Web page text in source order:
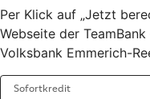
Per Klick auf „Jetzt
Webseite der
Volksbank Emmerich-